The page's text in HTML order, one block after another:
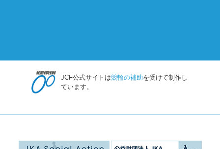
JCF公式サイトは競輪の補助を受けて制作し
ています。